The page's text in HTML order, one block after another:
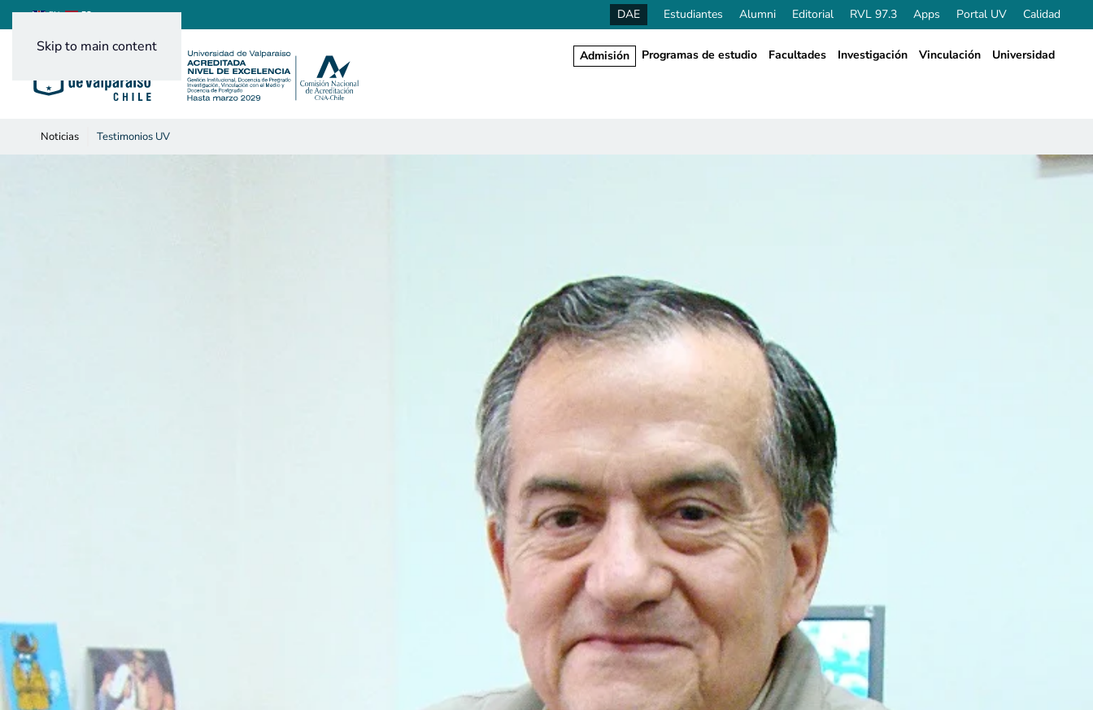
Skip to main content
EN ES DAE Estudiantes Alumni Editorial RVL 97.3 Apps Portal UV Calidad
Admisión Programas de estudio Facultades Investigación Vinculación Universidad
Noticias Testimonios UV